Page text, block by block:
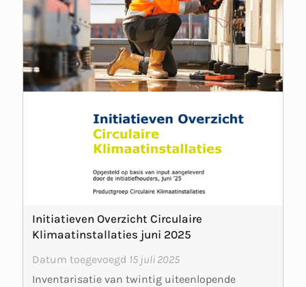
Initiatieven Overzicht Circulaire
Klimaatinstallaties juni 2025
Datum toegevoegd 15 juli 2025
Inventarisatie van twintig uiteenlopende